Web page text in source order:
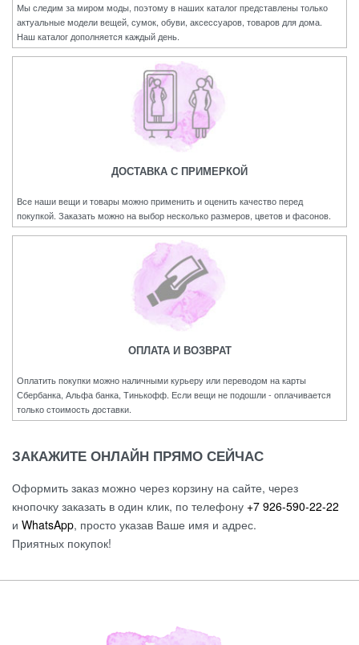
Мы следим за миром моды, поэтому в наших каталог представлены только
актуальные модели вещей, сумок, обуви, аксессуаров, товаров для дома.
Наш каталог дополняется каждый день.
ДОСТАВКА С ПРИМЕРКОЙ
Все наши вещи и товары можно применить и оценить качество перед
покупкой. Заказать можно на выбор несколько размеров, цветов и фасонов.
ОПЛАТА И ВОЗВРАТ
Оплатить покупки можно наличными курьеру или переводом на карты
Сбербанка, Альфа банка, Тинькофф. Если вещи не подошли - оплачивается
только стоимость доставки.
ЗАКАЖИТЕ ОНЛАЙН ПРЯМО СЕЙЧАС
Оформить заказ можно через корзину на сайте, через
кнопочку заказать в один клик, по телефону +7 926-590-22-22
и WhatsApp, просто указав Ваше имя и адрес.
Приятных покупок!